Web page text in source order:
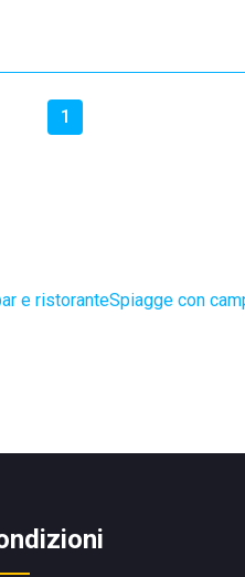
1
e ristoranteSpiagge con